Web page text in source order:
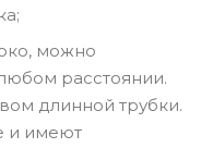
можно
расстоянии.
длинной трубки.
и имеют